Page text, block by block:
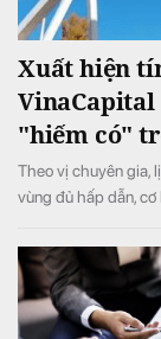
Xuất hiện
"hiếm có"
Theo vị chuyên gia,
vùng đủ hấp dẫn,